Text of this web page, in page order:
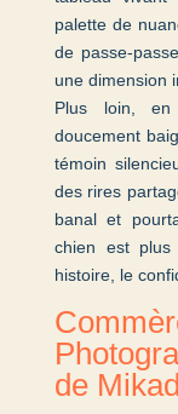
palette de
de passe-
une dimension
Plus loin, en
doucement
témoin
des rires
banal et
chien est plus
histoire, le
de